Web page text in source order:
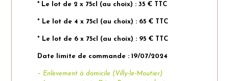
* Le lot de 2 x 75cl (au choix) : 35 € TTC
* Le lot de 4 x 75cl (au choix) : 65 € TTC
* Le lot de 6 x 75cl (au choix) : 95 € TTC
Date limite de commande : 19/07/2024
– Enlèvement à domicile (Villy-le-Moutier)